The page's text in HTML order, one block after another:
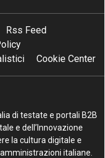
Rss Feed
Cookie Center
di testate e portali B2B
e dell’Innovazione
la cultura digitale e
italiane.